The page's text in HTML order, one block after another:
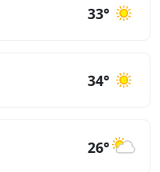
33°
34°
26°